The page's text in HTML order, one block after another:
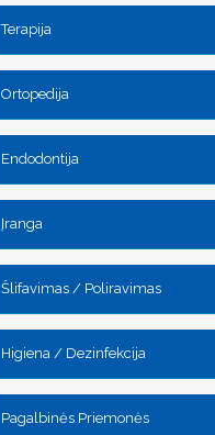
Terapija
Ortopedija
Endodontija
Įranga
Šlifavimas / Poliravimas
Higiena / Dezinfekcija
Pagalbinės Priemonės